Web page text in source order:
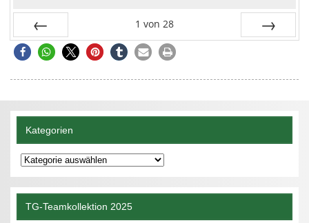
Zurück
1 von 28
Kategorien
Kategorien
TG-Teamkollektion 2025